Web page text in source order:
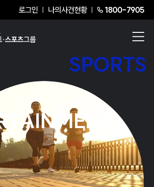
로그인 나의사건현황 1800-7905
SPORTS